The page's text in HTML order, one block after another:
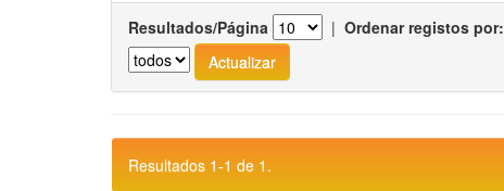
Resultados/Página | Ordenar registos por:
Resultados 1-1 de 1.